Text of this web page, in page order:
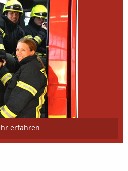
erfahren